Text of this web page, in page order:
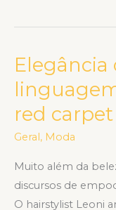
Elegância
red carpet
Geral , Moda
Muito além da
discursos de
O hairstylist Leoni
Elegância
com
propósito:
a
linguagem